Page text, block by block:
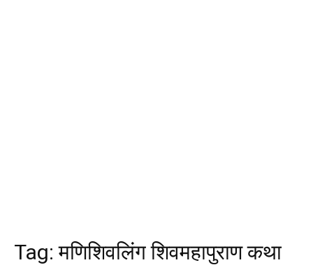
Tag:मणिशिवलिंग शिवमहापुराण कथा